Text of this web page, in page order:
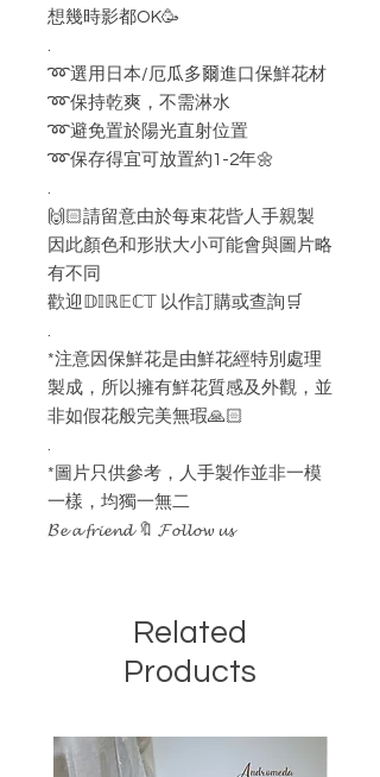
想幾時影都OK🥳
.
➿選用日本/厄瓜多爾進口保鮮花材
➿保持乾爽，不需淋水
➿避免置於陽光直射位置
➿保存得宜可放置約1-2年🌼
.
🙌🏻請留意由於每束花㫮人手親製
因此顏色和形狀大小可能會與圖片略
有不同
歡迎𝔻𝕀ℝ𝔼ℂ𝕋 以作訂購或查詢🛒
.
*注意因保鮮花是由鮮花經特別處理
製成，所以擁有鮮花質感及外觀，並
非如假花般完美無瑕🙏🏻
.
*圖片只供參考，人手製作並非一模
一樣，均獨一無二
𝓑𝓮 𝓪 𝓯𝓻𝓲𝓮𝓷𝓭 🔖 𝓕𝓸𝓵𝓵𝓸𝔀 𝓾𝓼
Related
Products